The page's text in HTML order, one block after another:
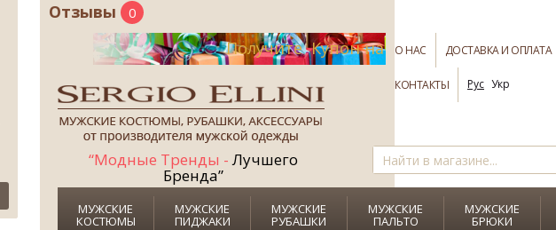
Отзывы 0
Получите Купон на
СКИДКУ
+
Рубашку+Галстук
в ПОДАРОК!
О НАС ДОСТАВКА И ОПЛАТА
КОНТАКТЫ Рус Укр
“Модные Тренды -Лучшего
Бренда”
МУЖСКИЕ
КОСТЮМЫ
МУЖСКИЕ
ПИДЖАКИ
МУЖСКИЕ
РУБАШКИ
МУЖСКИЕ
ПАЛЬТО
МУЖСКИЕ
БРЮКИ